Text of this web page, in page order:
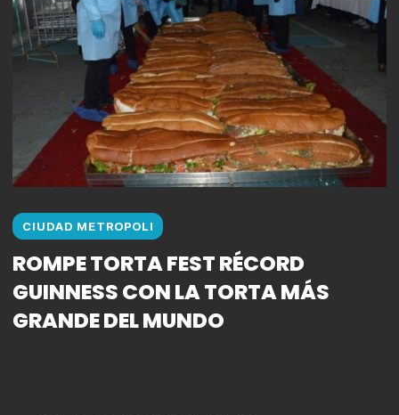
CIUDAD METROPOLI
ROMPE TORTA FEST RÉCORD
GUINNESS CON LA TORTA MÁS
GRANDE DEL MUNDO